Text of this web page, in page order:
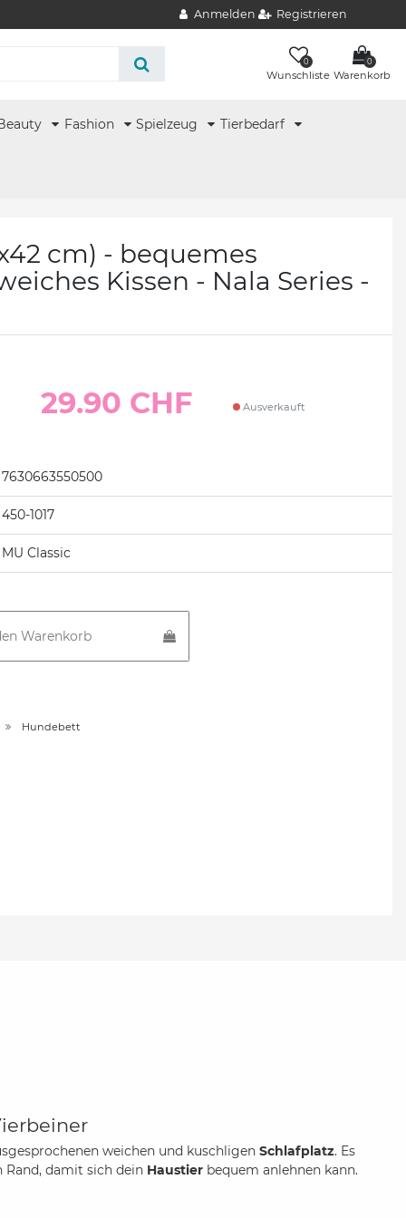
Anmelden Registrieren
0
Wunschliste
0
Warenkorb
Fashion Spielzeug Tierbedarf
cm) - bequemes
Kissen - Nala Series -
29.90 CHF Ausverkauft
7630663550500
450-1017
MU Classic
Warenkorb
Hundebett
weichen und kuschligen Schlafplatz. Es
damit sich dein Haustier bequem anlehnen kann.